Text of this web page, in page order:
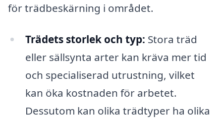
för trädbeskärning i området.
Trädets storlek och typ: Stora träd
eller sällsynta arter kan kräva mer tid
och specialiserad utrustning, vilket
kan öka kostnaden för arbetet.
Dessutom kan olika trädtyper ha olika